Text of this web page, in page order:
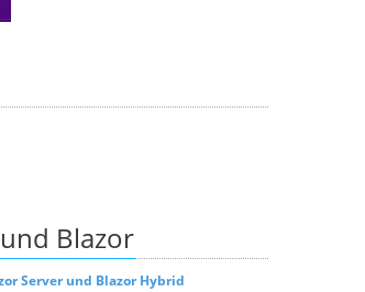
Blazor
Server und Blazor Hybrid